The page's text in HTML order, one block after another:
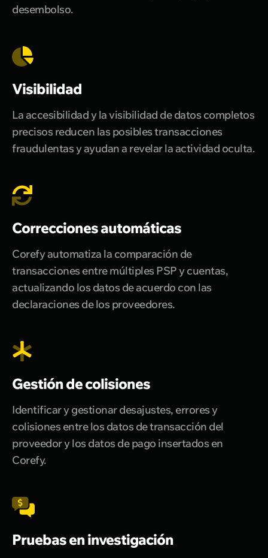
desembolso.
Visibilidad
La accesibilidad y la visibilidad de datos completos
precisos reducen las posibles transacciones
fraudulentas y ayudan a revelar la actividad oculta.
Correcciones automáticas
Corefy automatiza la comparación de
transacciones entre múltiples PSP y cuentas,
actualizando los datos de acuerdo con las
declaraciones de los proveedores.
Gestión de colisiones
Identificar y gestionar desajustes, errores y
colisiones entre los datos de transacción del
proveedor y los datos de pago insertados en
Corefy.
Pruebas en investigación